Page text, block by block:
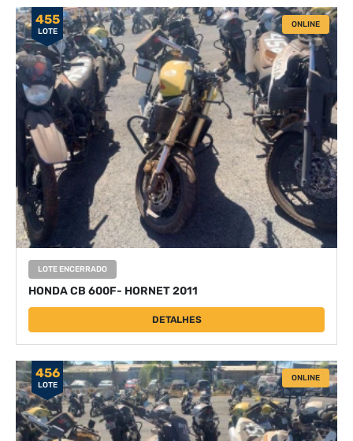
455
LOTE
ONLINE
LOTE ENCERRADO
HONDA CB 600F- HORNET 2011
DETALHES
456
LOTE
ONLINE